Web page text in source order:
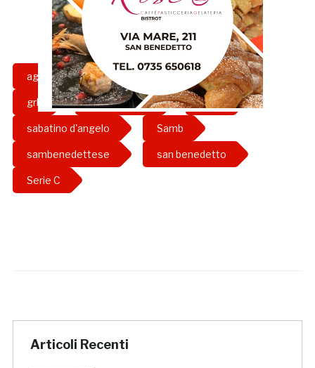
agraria campo francavilla
grb porto d'ascoli rimini
sabatino d'angelo Samb
sambenedettese san benedetto
Serie C
Articoli Recenti